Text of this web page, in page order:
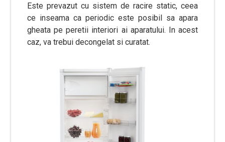
Este prevazut cu sistem de racire static, ceea
ce inseama ca periodic este posibil sa apara
gheata pe peretii interiori ai aparatului. In acest
caz, va trebui decongelat si curatat.